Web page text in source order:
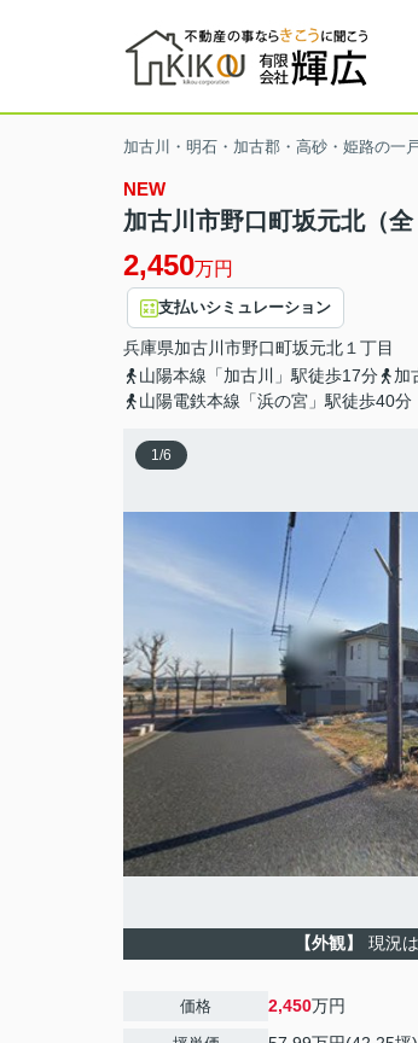
加古川・明石・加古郡・高砂・姫路の一
NEW
加古川市野口町坂元北（
2,450万円
支払いシミュレーション
兵庫県加古川市野口町坂元北 １丁目
山陽本線「加古川」駅徒歩17分
加
山陽電鉄本線「浜の宮」駅徒歩40分
1/6
【外観】 現況
価格 2,450万円